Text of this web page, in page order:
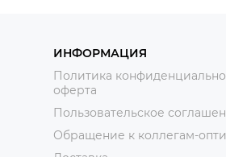
ИНФОРМАЦИЯ
Политика
оферта
Пользовательское
Обращение к коллегам-